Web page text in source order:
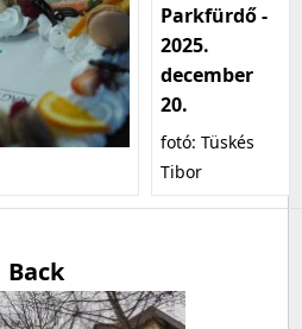
Parkfürdő -
2025.
december
20.
fotó: Tüskés
Tibor
Back